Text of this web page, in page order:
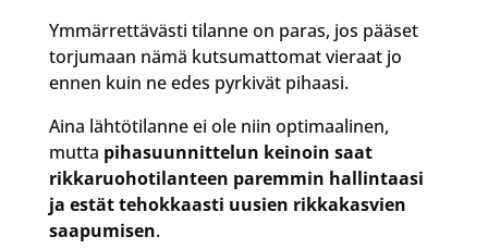
Ymmärrettävästi tilanne on paras, jos pääset
torjumaan nämä kutsumattomat vieraat jo
ennen kuin ne edes pyrkivät pihaasi.
Aina lähtötilanne ei ole niin optimaalinen,
mutta pihasuunnittelun keinoin saat
rikkaruohotilanteen paremmin hallintaasi
ja estät tehokkaasti uusien rikkakasvien
saapumisen.